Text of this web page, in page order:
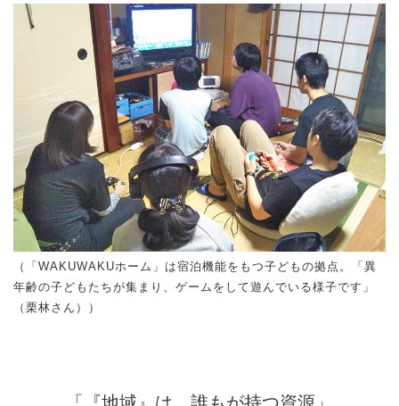
（「WAKUWAKUホーム」は宿泊機能をもつ子どもの拠点。「異
年齢の子どもたちが集まり、ゲームをして遊んでいる様子です」
（栗林さん））